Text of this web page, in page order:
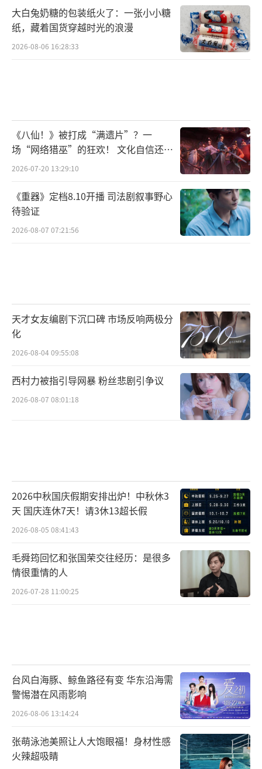
大白兔奶糖的包装纸火了：一张小小糖
纸，藏着国货穿越时光的浪漫
2026-08-06 16:28:33
《八仙！》被打成“满遗片”？一
场“网络猎巫”的狂欢！ 文化自信还是
焦虑？
2026-07-20 13:29:10
《重器》定档8.10开播 司法剧叙事野心
待验证
2026-08-07 07:21:56
天才女友编剧下沉口碑 市场反响两极分
化
2026-08-04 09:55:08
西村力被指引导网暴 粉丝悲剧引争议
2026-08-07 08:01:18
2026中秋国庆假期安排出炉！中秋休3
天 国庆连休7天！请3休13超长假
2026-08-05 08:41:43
毛舜筠回忆和张国荣交往经历：是很多
情很重情的人
2026-07-28 11:00:25
台风白海豚、鲸鱼路径有变 华东沿海需
警惕潜在风雨影响
2026-08-06 13:14:24
张萌泳池美照让人大饱眼福！身材性感
火辣超吸睛